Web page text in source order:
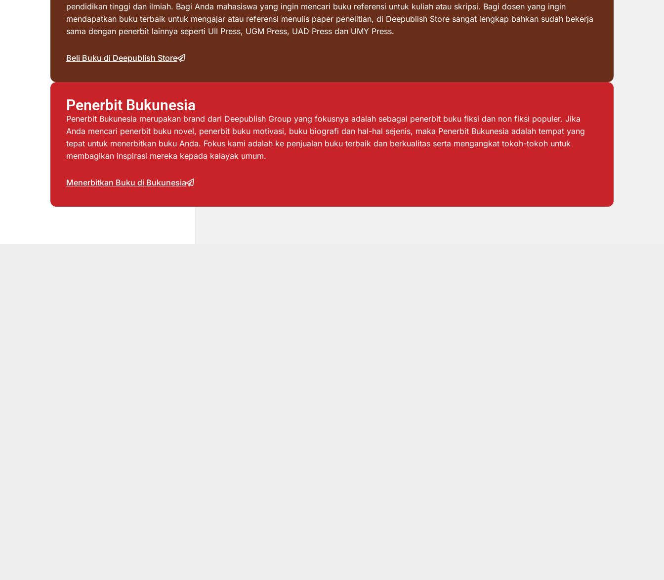
pendidikan tinggi dan ilmiah. Bagi Anda mahasiswa yang ingin mencari buku referensi untuk kuliah atau skripsi. Bagi dosen yang ingin
mendapatkan buku terbaik untuk mengajar atau referensi menulis paper penelitian, di Deepublish Store sangat lengkap bahkan sudah bekerja
sama dengan penerbit lainnya seperti UII Press, UGM Press, UAD Press dan UMY Press.
Beli Buku di Deepublish Store
Penerbit Bukunesia
Penerbit Bukunesia merupakan brand dari Deepublish Group yang fokusnya adalah sebagai penerbit buku fiksi dan non fiksi populer. Jika
Anda mencari penerbit buku novel, penerbit buku motivasi, buku biografi dan hal-hal sejenis, maka Penerbit Bukunesia adalah tempat yang
tepat untuk menerbitkan buku Anda. Fokus kami adalah ke penjualan buku terbaik dan berkualitas serta mengangkat tokoh-tokoh untuk
membagikan inspirasi mereka kepada kalayak umum.
Menerbitkan Buku di Bukunesia